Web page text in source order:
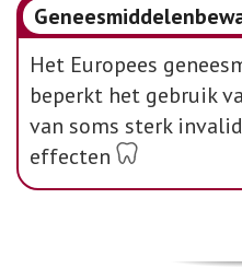
Het Europees
beperkt het gebruik
van soms sterk
effecten